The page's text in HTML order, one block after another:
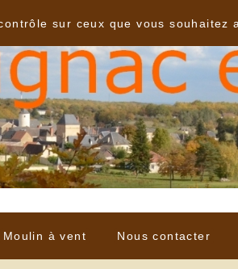
Moulin à vent Nous contacter
sur ceux que vous souhaitez